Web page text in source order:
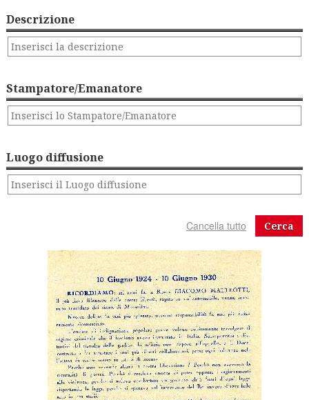
Descrizione
Stampatore/Emanatore
Luogo diffusione
Cerca